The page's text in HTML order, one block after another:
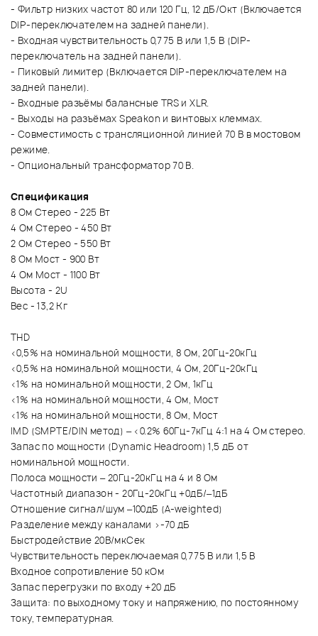
- Фильтр низких частот 80 или 120 Гц, 12 дБ/Окт (Включается
DIP-переключателем на задней панели).
- Входная чувствительность 0,775 В или 1,5 В (DIP-
переключатель на задней панели).
- Пиковый лимитер (Включается DIP-переключателем на
задней панели).
- Входные разъёмы балансные TRS и XLR.
- Выходы на разъёмах Speakon и винтовых клеммах.
- Совместимость с трансляционной линией 70 B в мостовом
режиме.
- Опциональный трансформатор 70 В.
Спецификация
8 Ом Стерео - 225 Вт
4 Ом Стерео - 450 Вт
2 Ом Стерео - 550 Вт
8 Ом Мост - 900 Вт
4 Ом Мост - 1100 Вт
Высота - 2U
Вес - 13,2 Кг
THD
<0,5% на номинальной мощности, 8 Ом, 20Гц-20кГц
<0,5% на номинальной мощности, 4 Ом, 20Гц-20кГц
<1% на номинальной мощности, 2 Ом, 1кГц
<1% на номинальной мощности, 4 Ом, Мост
<1% на номинальной мощности, 8 Ом, Мост
IMD (SMPTE/DIN метод) – <0.2% 60Гц-7кГц 4:1 на 4 Ом стерео.
Запас по мощности (Dynamic Headroom) 1,5 дБ от
номинальной мощности.
Полоса мощности – 20Гц-20кГц на 4 и 8 Ом
Частотный диапазон - 20Гц-20кГц +0дБ/–1дБ
Отношение сигнал/шум –100дБ (A-weighted)
Разделение между каналами >-70 дБ
Быстродействие 20В/мкСек
Чувствительность переключаемая 0,775 В или 1,5 В
Входное сопротивление 50 кОм
Запас перегрузки по входу +20 дБ
Защита: по выходному току и напряжению, по постоянному
току, температурная.